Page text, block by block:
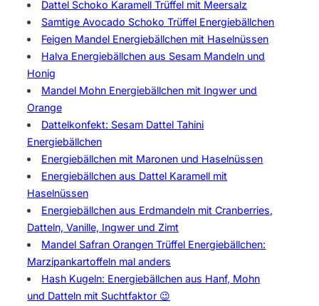
Dattel Schoko Karamell Trüffel mit Meersalz
Samtige Avocado Schoko Trüffel Energiebällchen
Feigen Mandel Energiebällchen mit Haselnüssen
Halva Energiebällchen aus Sesam Mandeln und
Honig
Mandel Mohn Energiebällchen mit Ingwer und
Orange
Dattelkonfekt: Sesam Dattel Tahini
Energiebällchen
Energiebällchen mit Maronen und Haselnüssen
Energiebällchen aus Dattel Karamell mit
Haselnüssen
Energiebällchen aus Erdmandeln mit Cranberries,
Datteln, Vanille, Ingwer und Zimt
Mandel Safran Orangen Trüffel Energiebällchen:
Marzipankartoffeln mal anders
Hash Kugeln: Energiebällchen aus Hanf, Mohn
und Datteln mit Suchtfaktor 😉